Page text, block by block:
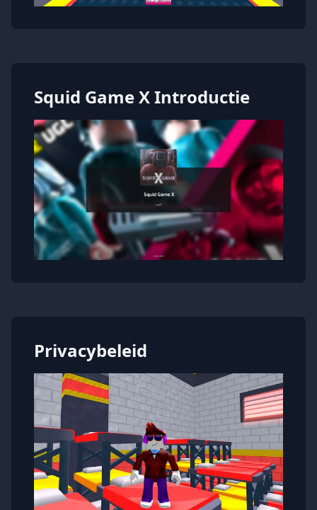
Squid Game X Introductie
Privacybeleid